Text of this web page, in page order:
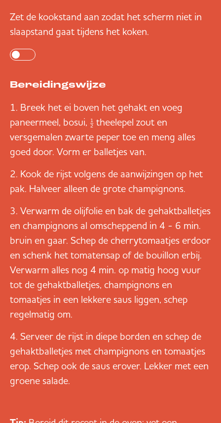
Zet de kookstand aan zodat het scherm niet in
slaapstand gaat tijdens het koken.
Bereidingswijze
Breek het ei boven het gehakt en voeg
paneermeel, bosui, ½ theelepel zout en
versgemalen zwarte peper toe en meng alles
goed door. Vorm er balletjes van.
Kook de rijst volgens de aanwijzingen op het
pak. Halveer alleen de grote champignons.
Verwarm de olijfolie en bak de gehaktballetjes
en champignons al omscheppend in 4 - 6 min.
bruin en gaar. Schep de cherrytomaatjes erdoor
en schenk het tomatensap of de bouillon erbij.
Verwarm alles nog 4 min. op matig hoog vuur
tot de gehaktballetjes, champignons en
tomaatjes in een lekkere saus liggen, schep
regelmatig om.
Serveer de rijst in diepe borden en schep de
gehaktballetjes met champignons en tomaatjes
erop. Schep ook de saus erover. Lekker met een
groene salade.